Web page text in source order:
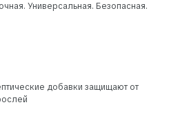
Универсальная. Безопасная.
добавки защищают от